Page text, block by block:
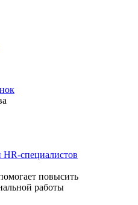
HR-специалистов
повысить
работы